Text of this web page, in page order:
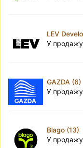
LEV
У продажу
GAZDA (6)
У продажу
Blago (13)
У продажу